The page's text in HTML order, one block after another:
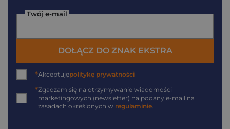
Twój e-mail
DOŁĄCZ DO ZNAK EKSTRA
*Akceptujępolitykę prywatności
*Zgadzam się na otrzymywanie wiadomości
marketingowych (newsletter) na podany e-mail na
zasadach określonych w regulaminie.